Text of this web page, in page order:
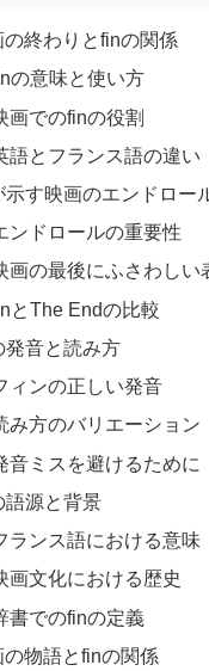
の終わりとfinの関係
の意味と使い方
画でのfinの役割
語とフランス語の違い
示す映画のエンドロー
ンドロールの重要性
画の最後にふさわしい
とThe Endの比較
発音と読み方
ィンの正しい発音
み方のバリエーション
音ミスを避けるために
語源と背景
ランス語における意味
画文化における歴史
書でのfinの定義
の物語とfinの関係